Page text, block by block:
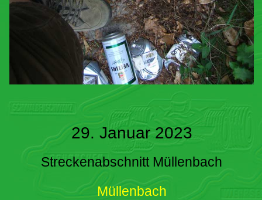
29. Januar 2023
Streckenabschnitt Müllenbach
Müllenbach